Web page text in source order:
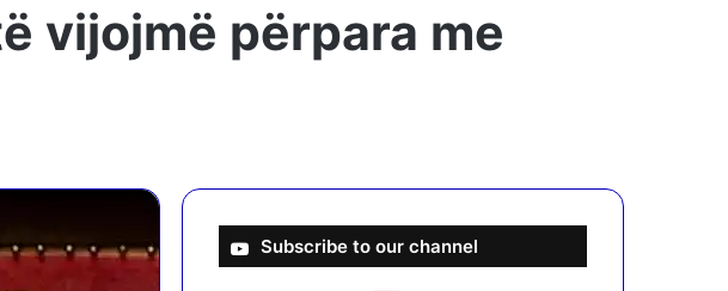
vijojmë përpara me
Subscribe to our channel